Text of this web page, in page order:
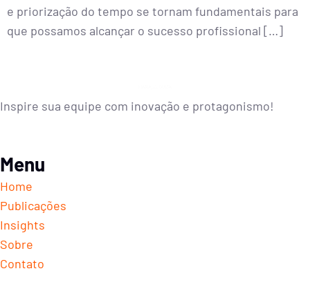
e priorização do tempo se tornam fundamentais para
que possamos alcançar o sucesso profissional […]
Inspire sua equipe com inovação e protagonismo!
Menu
Home
Publicações
Insights
Sobre
Contato